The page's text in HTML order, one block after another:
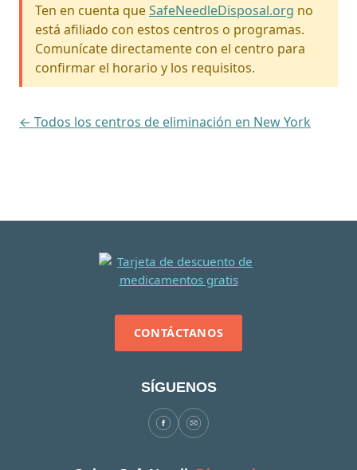
Ten en cuenta queSafeNeedleDisposal.org no
está afiliado con estos centros o programas.
Comunícate directamente con el centro para
confirmar el horario y los requisitos.
← Todos los centros de eliminación en New York
CONTÁCTANOS
SÍGUENOS